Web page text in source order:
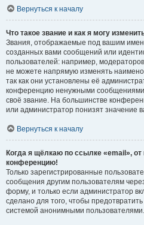
Вернуться к началу
Что такое звание и как я могу
Звания, отображаемые под вашим
созданных вами сообщений или
пользователей: например,
не можете напрямую изменять
так как они установлены её
конференцию ненужными сообщениями
своё звание. На большинстве
или администратор понизят значение
Вернуться к началу
Когда я щёлкаю по ссылке «email»,
конференцию!
Только зарегистрированные
сообщения другим пользователям
форму, и только если администратор
сделано для того, чтобы
системой анонимными пользователями.